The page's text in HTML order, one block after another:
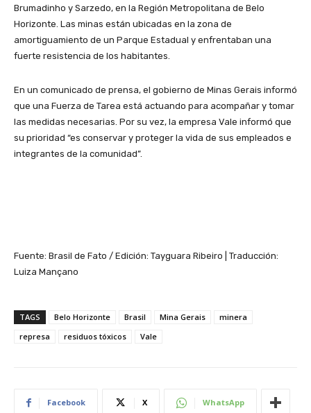
Brumadinho y Sarzedo, en la Región Metropolitana de Belo
Horizonte. Las minas están ubicadas en la zona de
amortiguamiento de un Parque Estadual y enfrentaban una
fuerte resistencia de los habitantes.
En un comunicado de prensa, el gobierno de Minas Gerais informó
que una Fuerza de Tarea está actuando para acompañar y tomar
las medidas necesarias. Por su vez, la empresa Vale informó que
su prioridad “es conservar y proteger la vida de sus empleados e
integrantes de la comunidad”.
Fuente: Brasil de Fato / Edición: Tayguara Ribeiro | Traducción:
Luiza Mançano
TAGS Belo Horizonte Brasil Mina Gerais
minera
represa
residuos tóxicos Vale
Facebook X WhatsApp